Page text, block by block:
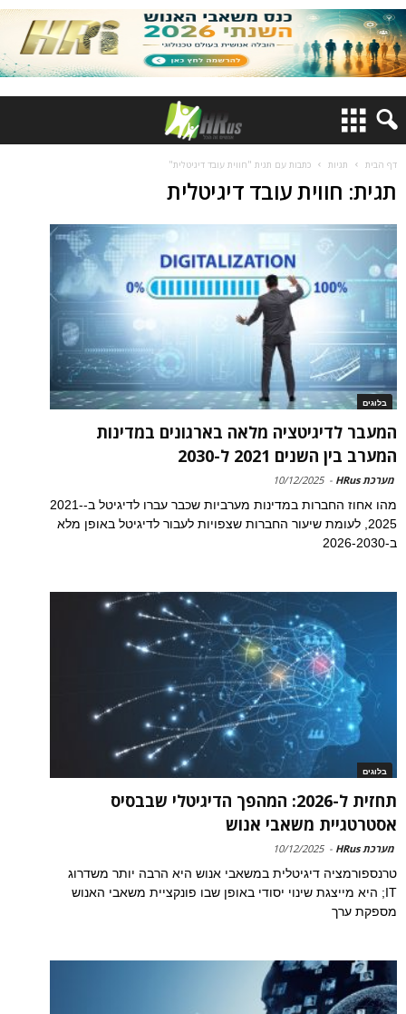
דף הבית תגיות כתבות עם תגית "חווית עובד דיגיטלית"
תגית: חווית עובד דיגיטלית
בלוגים
המעבר לדיגיטציה מלאה בארגונים במדינות
המערב בין השנים 2021 ל-2030
מערכת HRus -
10/12/2025
מהו אחוז החברות במדינות מערביות שכבר עברו לדיגיטל ב-2021-
2025, לעומת שיעור החברות שצפויות לעבור לדיגיטל באופן מלא
ב-2026-2030
בלוגים
תחזית ל-2026: המהפך הדיגיטלי שבבסיס
אסטרטגיית משאבי אנוש
מערכת HRus -
10/12/2025
טרנספורמציה דיגיטלית במשאבי אנוש היא הרבה יותר משדרוג
IT; היא מייצגת שינוי יסודי באופן שבו פונקציית משאבי האנוש
מספקת ערך